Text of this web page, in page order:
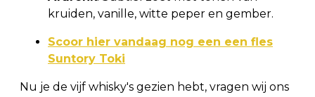
kruiden, vanille, witte peper en gember.
Scoor hier vandaag nog een een fles
Suntory Toki
Nu je de vijf whisky's gezien hebt, vragen wij ons